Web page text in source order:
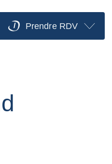
Prendre RDV